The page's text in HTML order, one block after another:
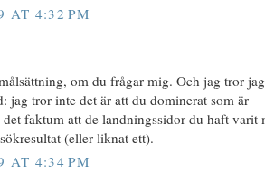
AT 4:32 PM
om du frågar mig. Och jag tror
jag tror inte det är att du dominerat som är
faktum att de landningssidor du haft varit
(eller liknat ett).
AT 4:34 PM